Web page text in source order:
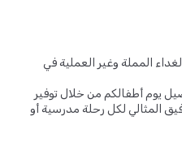
لقد مللنا من حلول الغداء المملة وغير العملية في
يوم أطفالكم من خلال توفير
المثالي لكل رحلة مدرسية أو